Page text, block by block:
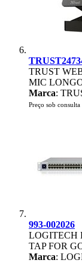
TRUST
MIC
Marca:
Preço sob consulta
993-002026
LOGITECH
TAP FOR
Marca: